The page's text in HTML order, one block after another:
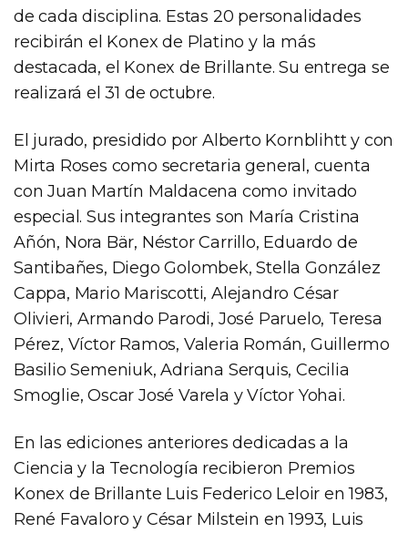
de cada disciplina. Estas 20 personalidades
recibirán el Konex de Platino y la más
destacada, el Konex de Brillante. Su entrega se
realizará el 31 de octubre.
El jurado, presidido por Alberto Kornblihtt y con
Mirta Roses como secretaria general, cuenta
con Juan Martín Maldacena como invitado
especial. Sus integrantes son María Cristina
Añón, Nora Bär, Néstor Carrillo, Eduardo de
Santibañes, Diego Golombek, Stella González
Cappa, Mario Mariscotti, Alejandro César
Olivieri, Armando Parodi, José Paruelo, Teresa
Pérez, Víctor Ramos, Valeria Román, Guillermo
Basilio Semeniuk, Adriana Serquis, Cecilia
Smoglie, Oscar José Varela y Víctor Yohai.
En las ediciones anteriores dedicadas a la
Ciencia y la Tecnología recibieron Premios
Konex de Brillante Luis Federico Leloir en 1983,
René Favaloro y César Milstein en 1993, Luis